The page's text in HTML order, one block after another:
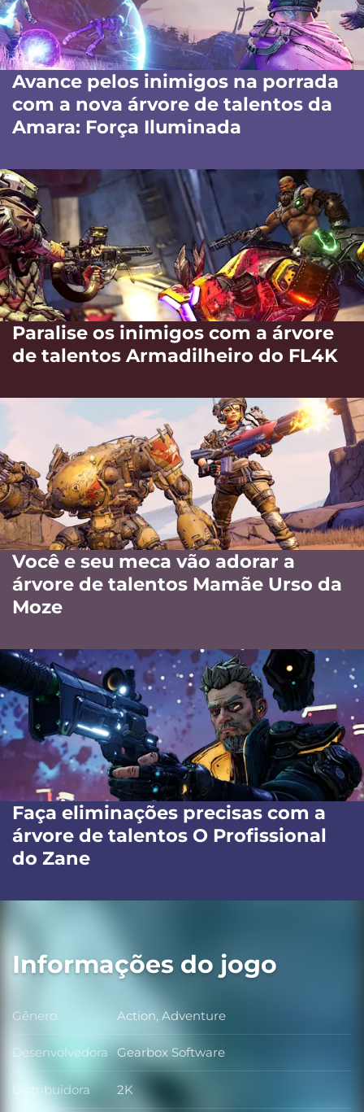
Avance pelos inimigos na porrada
com a nova árvore de talentos da
Amara: Força Iluminada
Paralise os inimigos com a árvore
de talentos Armadilheiro do FL4K
Você e seu meca vão adorar a
árvore de talentos Mamãe Urso da
Moze
Faça eliminações precisas com a
árvore de talentos O Profissional
do Zane
Informações do jogo
Gênero Gênero
Action, Adventure
Desenvolvedora Desenvolvedora
Gearbox Software
Distribuidora Distribuidora
2K